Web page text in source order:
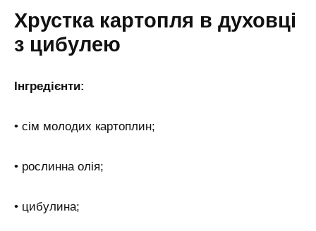
Хрустка картопля в духовці
з цибулею
Інгредієнти:
• сім молодих картоплин;
• рослинна олія;
• цибулина;